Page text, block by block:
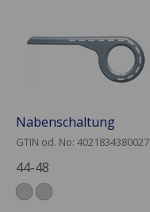
Nabenschaltung
GTIN od. No: 4021834380027
44-48